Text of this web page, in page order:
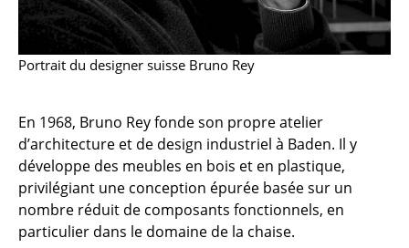
Lampes de sol
Appliques murales
Lampes sans fil
... voir tous les luminaires
Lits
Lits doubles
Portrait du designer suisse Bruno Rey
En 1968, Bruno Rey fonde son propre atelier
d’architecture et de design industriel à Baden. Il y
développe des meubles en bois et en plastique,
privilégiant une conception épurée basée sur un
nombre réduit de composants fonctionnels, en
particulier dans le domaine de la chaise.